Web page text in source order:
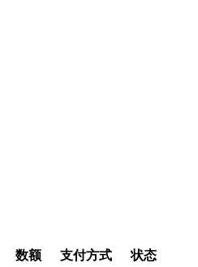
数额 支付方式 状态